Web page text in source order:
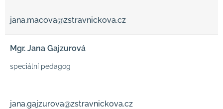
jana.macova@zstravnickova.cz
Mgr. Jana Gajzurová
speciální pedagog
jana.gajzurova@zstravnickova.cz